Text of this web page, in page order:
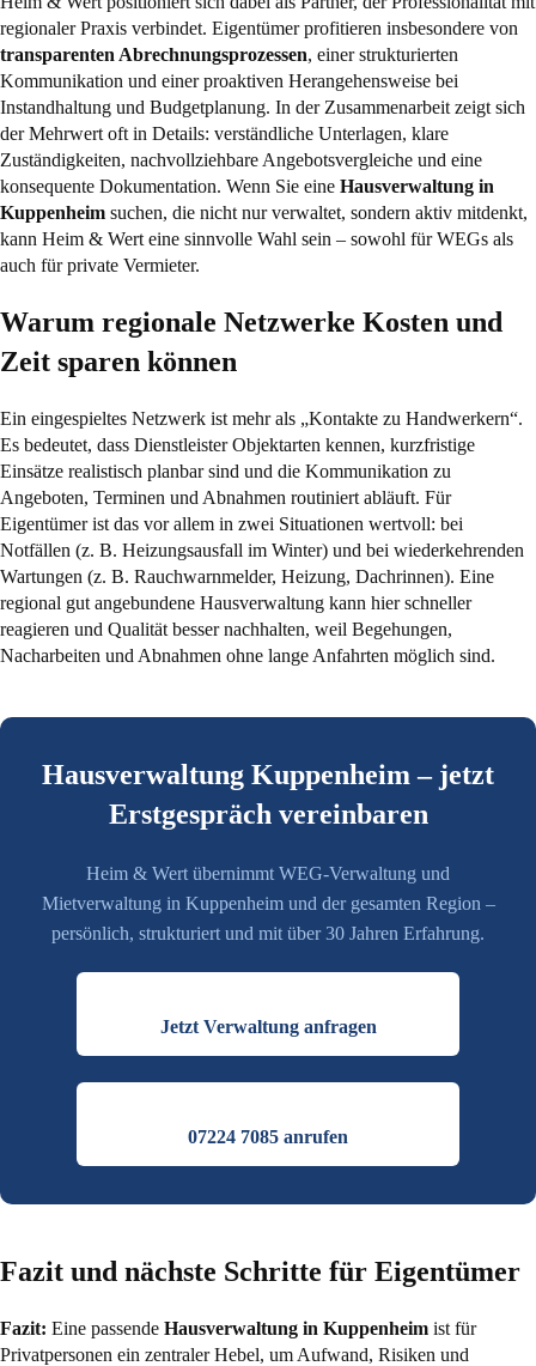
regionaler Praxis verbindet. Eigentümer profitieren insbesondere von
transparenten Abrechnungsprozessen, einer strukturierten
Kommunikation und einer proaktiven Herangehensweise bei
Instandhaltung und Budgetplanung. In der Zusammenarbeit zeigt sich
der Mehrwert oft in Details: verständliche Unterlagen, klare
Zuständigkeiten, nachvollziehbare Angebotsvergleiche und eine
konsequente Dokumentation. Wenn Sie eine Hausverwaltung in
Kuppenheim suchen, die nicht nur verwaltet, sondern aktiv mitdenkt,
kann Heim & Wert eine sinnvolle Wahl sein – sowohl für WEGs als
auch für private Vermieter.
Warum regionale Netzwerke Kosten und
Zeit sparen können
Ein eingespieltes Netzwerk ist mehr als „Kontakte zu Handwerkern“.
Es bedeutet, dass Dienstleister Objektarten kennen, kurzfristige
Einsätze realistisch planbar sind und die Kommunikation zu
Angeboten, Terminen und Abnahmen routiniert abläuft. Für
Eigentümer ist das vor allem in zwei Situationen wertvoll: bei
Notfällen (z. B. Heizungsausfall im Winter) und bei wiederkehrenden
Wartungen (z. B. Rauchwarnmelder, Heizung, Dachrinnen). Eine
regional gut angebundene Hausverwaltung kann hier schneller
reagieren und Qualität besser nachhalten, weil Begehungen,
Nacharbeiten und Abnahmen ohne lange Anfahrten möglich sind.
Hausverwaltung Kuppenheim – jetzt
Erstgespräch vereinbaren
Heim & Wert übernimmt WEG-Verwaltung und
Mietverwaltung in Kuppenheim und der gesamten Region –
persönlich, strukturiert und mit über 30 Jahren Erfahrung.
Jetzt Verwaltung anfragen
07224 7085 anrufen
Fazit und nächste Schritte für Eigentümer
Fazit: Eine passende Hausverwaltung in Kuppenheim ist für
Privatpersonen ein zentraler Hebel, um Aufwand, Risiken und